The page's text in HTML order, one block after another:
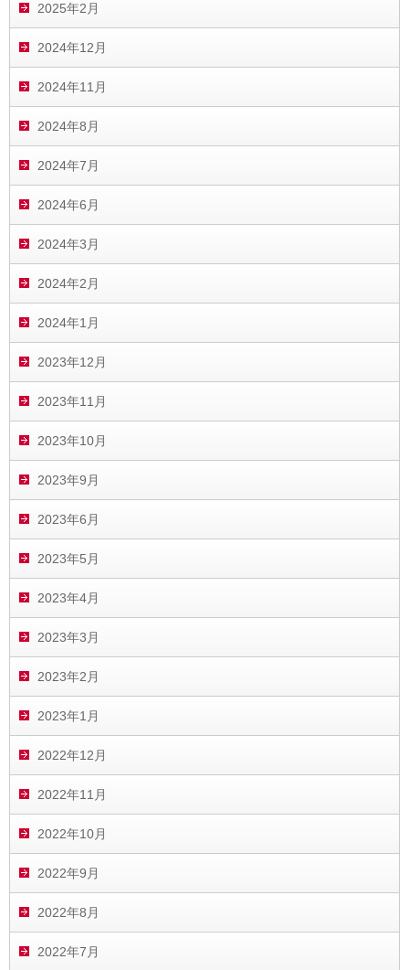
2025年2月
2024年12月
2024年11月
2024年8月
2024年7月
2024年6月
2024年3月
2024年2月
2024年1月
2023年12月
2023年11月
2023年10月
2023年9月
2023年6月
2023年5月
2023年4月
2023年3月
2023年2月
2023年1月
2022年12月
2022年11月
2022年10月
2022年9月
2022年8月
2022年7月